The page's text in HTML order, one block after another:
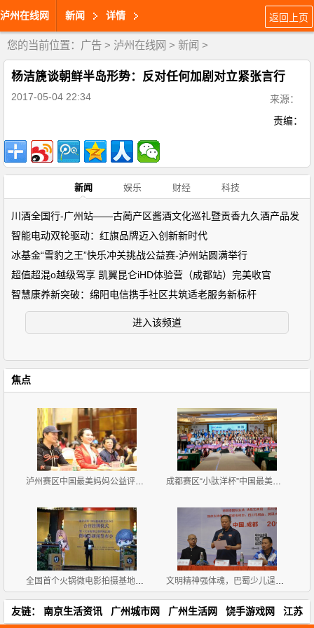
泸州在线网 新闻 详情 返回上页
您的当前位置： 广告 > 泸州在线网 > 新闻 >
杨洁篪谈朝鲜半岛形势：反对任何加剧对立紧张言行
2017-05-04 22:34
来源：
责编：
新闻 娱乐 财经 科技
川酒全国行-广州站——古蔺产区酱酒文化巡礼暨贡香九久酒产品发
智能电动双轮驱动：红旗品牌迈入创新新时代
冰基金“雪豹之王”快乐冲关挑战公益赛-泸州站圆满举行
超值超混o越级驾享 凯翼昆仑iHD体验营（成都站）完美收官
智慧康养新突破：绵阳电信携手社区共筑适老服务新标杆
进入该频道
焦点
泸州赛区中国最美妈妈公益评选大赛新闻发布会暨首场海 成都赛区“小肽洋杯”中国最美妈妈公益评选大赛首场海
全国首个火锅微电影拍摄基地挂牌《天方夜谭之耍爷闯江 文明精神强体魂，巴蜀少儿逞英豪
友链： 南京生活资讯 广州城市网 广州生活网 饶手游戏网 江苏